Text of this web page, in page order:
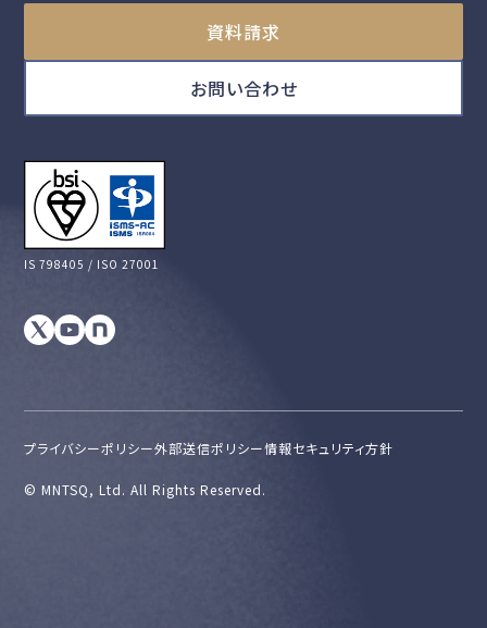
資料請求
お問い合わせ
IS 798405 / ISO 27001
プライバシーポリシー外部送信ポリシー情報セキュリティ方針
©︎ MNTSQ, Ltd. All Rights Reserved.